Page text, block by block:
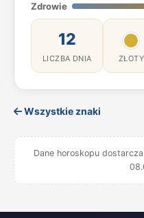
Zdrowie
12
LICZBA DNIA ZŁOTY
Wszystkie znaki
Dane horoskopu dostarcza